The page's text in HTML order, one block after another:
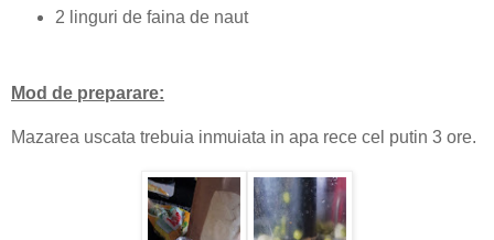
2 linguri de faina de naut
Mod de preparare:
Mazarea uscata trebuia inmuiata in apa rece cel putin 3 ore.